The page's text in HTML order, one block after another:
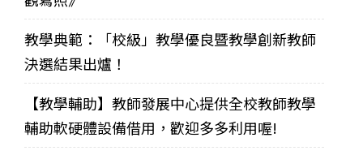
教學典範：「校級」教學優良暨教學創新教師
決選結果出爐！
【教學輔助】教師發展中心提供全校教師教學
輔助軟硬體設備借用，歡迎多多利用喔!